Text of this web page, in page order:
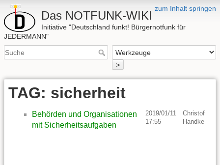
zum Inhalt springen
Das NOTFUNK-WIKI
Initiative "Deutschland funkt! Bürgernotfunk für
JEDERMANN"
>
TAG: sicherheit
Behörden und Organisationen
mit Sicherheitsaufgaben
2019/01/11
17:55
Christof
Handke